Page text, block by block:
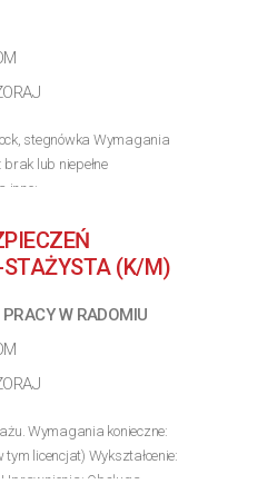
stegnówka Wymagania
brak lub niepełne
inne:
STAŻYSTA (K/M)
W RADOMIU
Wymagania konieczne:
tym licencjat) Wykształcenie:
Obsługa